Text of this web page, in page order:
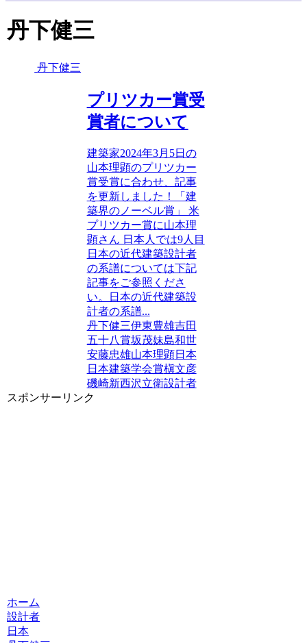
丹下健三
丹下健三
プリツカー賞受
賞者について
建築家2024年3月5日の
山本理顕のプリツカー
賞受賞に合わせ、記事
を更新しました！「建
築界のノーベル賞」 米
プリツカー賞に山本理
顕さん 日本人では9人目
日本の近代建築設計者
の系譜については下記
記事をご参照くださ
い。日本の近代建築設
計者の系譜...
丹下健三伊東豊雄吉田
五十八賞坂茂妹島和世
安藤忠雄山本理顕日本
日本建築学会賞槇文彦
磯崎新西沢立衛設計者
スポンサーリンク
ホーム
設計者
日本